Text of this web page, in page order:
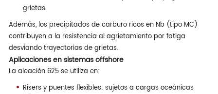
grietas.
Además, los precipitados de carburo ricos en Nb (tipo MC)
contribuyen a la resistencia al agrietamiento por fatiga
desviando trayectorias de grietas.
Aplicaciones en sistemas offshore
La aleación 625 se utiliza en:
Risers y puentes flexibles: sujetos a cargas oceánicas